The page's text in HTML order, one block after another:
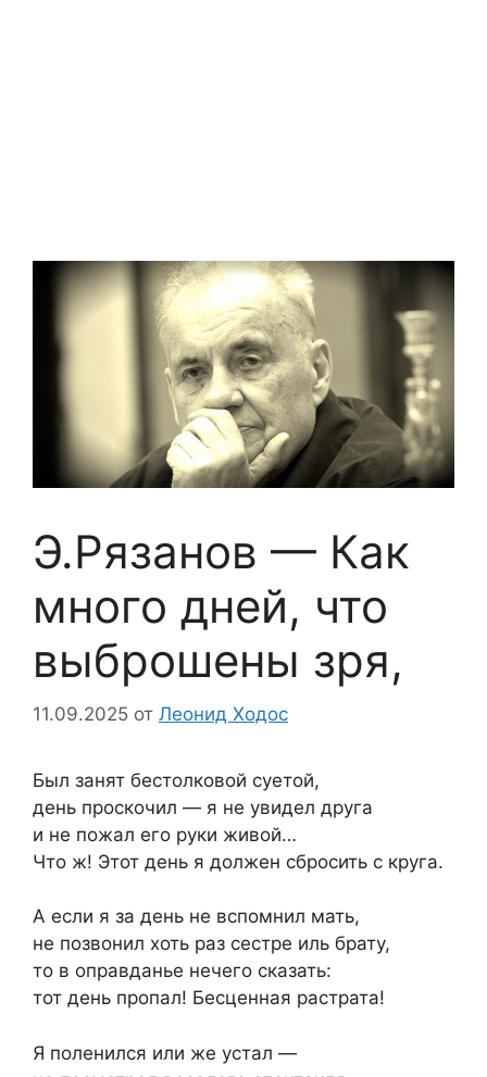
Э.Рязанов — Как
много дней, что
выброшены зря,
11.09.2025 от Леонид Ходос
Был занят бестолковой суетой,
день проскочил — я не увидел друга
и не пожал его руки живой…
Что ж! Этот день я должен сбросить с круга.
А если я за день не вспомнил мать,
не позвонил хоть раз сестре иль брату,
то в оправданье нечего сказать:
тот день пропал! Бесценная растрата!
Я поленился или же устал —